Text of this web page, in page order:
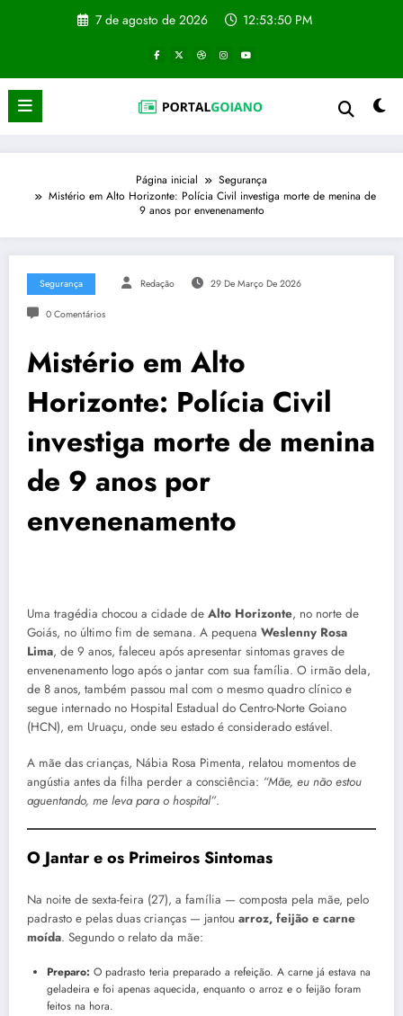
7 de agosto de 2026 12:53:51 PM
Página inicial
Segurança
Mistério em Alto Horizonte: Polícia Civil investiga morte de menina de
9 anos por envenenamento
Segurança Redação 29 De Março De 2026
0 Comentários
Mistério em Alto
Horizonte: Polícia Civil
investiga morte de menina
de 9 anos por
envenenamento
Uma tragédia chocou a cidade de Alto Horizonte, no norte de
Goiás, no último fim de semana. A pequena Weslenny Rosa
Lima, de 9 anos, faleceu após apresentar sintomas graves de
envenenamento logo após o jantar com sua família. O irmão dela,
de 8 anos, também passou mal com o mesmo quadro clínico e
segue internado no Hospital Estadual do Centro-Norte Goiano
(HCN), em Uruaçu, onde seu estado é considerado estável.
A mãe das crianças, Nábia Rosa Pimenta, relatou momentos de
angústia antes da filha perder a consciência: “Mãe, eu não estou
aguentando, me leva para o hospital”.
O Jantar e os Primeiros Sintomas
Na noite de sexta-feira (27), a família — composta pela mãe, pelo
padrasto e pelas duas crianças — jantou arroz, feijão e carne
moída. Segundo o relato da mãe:
Preparo: O padrasto teria preparado a refeição. A carne já estava na
geladeira e foi apenas aquecida, enquanto o arroz e o feijão foram
feitos na hora.